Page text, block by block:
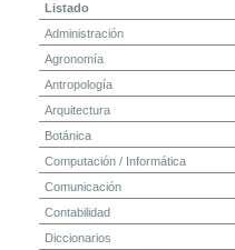
Listado
Administración
Agronomía
Antropología
Arquitectura
Botánica
Computación / Informática
Comunicación
Contabilidad
Diccionarios